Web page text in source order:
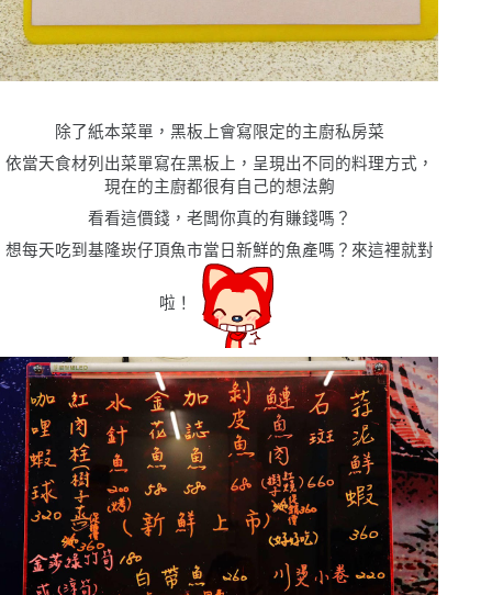
除了紙本菜單，黑板上會寫限定的主廚私房菜
依當天食材列出菜單寫在黑板上，呈現出不同的料理方式，
現在的主廚都很有自己的想法齁
看看這價錢，老闆你真的有賺錢嗎？
想每天吃到基隆崁仔頂魚市當日新鮮的魚產嗎？來這裡就對
啦！